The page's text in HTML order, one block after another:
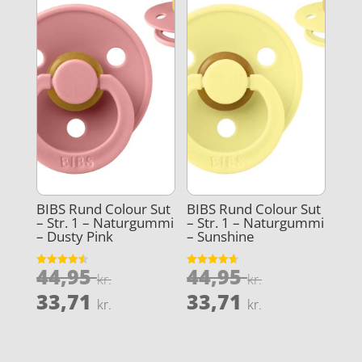
BIBS Rund Colour Sut
– Str. 1 – Naturgummi
– Dusty Pink
Vurderet
4.5
44,95kr.Den
oprindelige
pris
33,71 kr.
BIBS Rund Colour Sut
– Str. 1 – Naturgummi
– Sunshine
Vurderet
4.6
44,95kr.Den
33,71 kr.